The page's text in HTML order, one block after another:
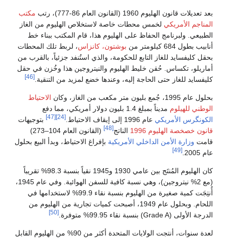
بعد تعديلات قانون الهليوم 1960 (القانون العام 86-777)، رتب
مكتب
المناجم الأمريكي لخمس محطات خاصة لاستخلاص الهليوم من الغاز
الطبيعي. ولبرنامج الحفاظ على الهليوم هذا، قام المكتب ببناء خط
أنابيب بطول 684 كيلومتر من
بوشتون، كانزاس، لربط تلك المحطات
بحقل كليفسايد للغاز التابع للحكومة، والذي استُنفد جزئياً، بالقرب من
أماريلو، تكساس. حُقن خليط الهليوم والنيتروجين هذا وخُزن في حقل
كليفسايد للغاز حتى الحاجة إليه، وعندها خضع لمزيد من التنقية. [46]
بحلول عام 1995، جُمع بليون متر مكعب من الغاز، وكان
الاحتياط
الوطني للهيلوم مديناً بمبلغ 1.4 بليون دولار أمريكي، مما دفع
الكونگرس الأمريكي عام 1996 إلى إيقاف الاحتياط. [24]
[47]
بتوجيهات
قانون خصخصة الهليوم 1996
الناتج[48]
(القانون العام 104–273)
قامت وزارة الأمن الداخلي الأمريكية بإفراغ الاحتياط، وبدأ البيع بحلول
عام 2005.
[49]
كان الهليوم المُنتَج بين عامي 1930 و1945 نقياً بنسبة 98.3% تقريباً
(مع 2% نيتروجين)، وهي نسبة كافية للسفن الهوائية. وفي عام 1945،
أُنتِجَت كمية صغيرة من الهليوم بنسبة نقاء 99.9% لاستخدامها في
اللحام. وبحلول عام 1949، أصبحت كميات تجارية من الهليوم من
الدرجة الأولى (Grade A) بنسبة نقاء 99.95% متوفرة.
[50]
لعدة سنوات، أنتجت الولايات المتحدة أكثر من 90% من الهليوم القابل